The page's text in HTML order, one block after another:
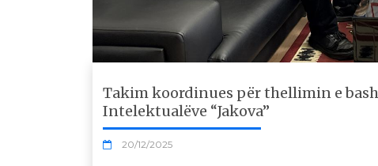
Takim koordinues për thellimin e
Intelektualëve “Jakova”
20/12/2025